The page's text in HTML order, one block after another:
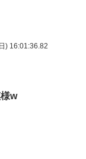
) 16:01:36.82
w